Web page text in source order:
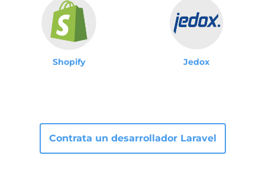
Shopify Jedox
Contrata un desarrollador Laravel